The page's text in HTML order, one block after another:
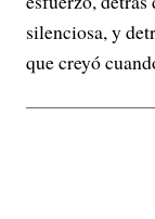
silenciosa, y
que creyó